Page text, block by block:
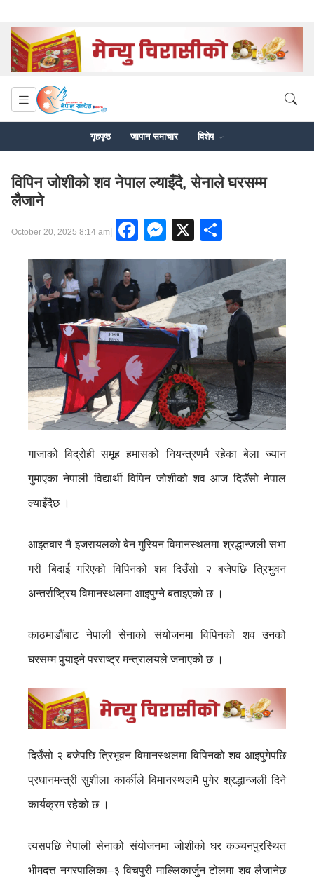
गृहपृष्ठ जापान समाचार विशेष
विपिन जोशीको शव नेपाल ल्याइँदै, सेनाले घरसम्म
लैजाने
October 20, 2025 8:14 am| Facebook
Messenger
X
गाजाको विद्रोही समूह हमासको नियन्त्रणमै रहेका बेला ज्यान
गुमाएका नेपाली विद्यार्थी विपिन जोशीको शव आज दिउँसो नेपाल
ल्याइँदैछ ।
आइतबार नै इजरायलको बेन गुरियन विमानस्थलमा श्रद्धान्जली सभा
गरी बिदाई गरिएको विपिनको शव दिउँसो २ बजेपछि त्रिभुवन
अन्तर्राष्ट्रिय विमानस्थलमा आइपुग्ने बताइएको छ ।
काठमाडौंबाट नेपाली सेनाको संयोजनमा विपिनको शव उनको
घरसम्म पुर्‍याइने परराष्ट्र मन्त्रालयले जनाएको छ ।
दिउँसो २ बजेपछि त्रिभूवन विमानस्थलमा विपिनको शव आइपुगेपछि
प्रधानमन्त्री सुशीला कार्कीले विमानस्थलमै पुगेर श्रद्धान्जली दिने
कार्यक्रम रहेको छ ।
त्यसपछि नेपाली सेनाको संयोजनमा जोशीको घर कञ्चनपुरस्थित
भीमदत्त नगरपालिका–३ विचपुरी माल्लिकार्जुन टोलमा शव लैजानेछ